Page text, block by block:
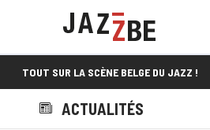
TOUT SUR LA SCÈNE BELGE DU JAZZ !
ACTUALITÉS